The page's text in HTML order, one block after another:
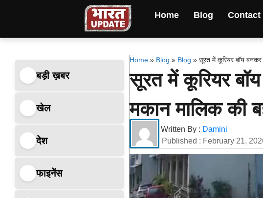
Home Blog Contact
बड़ी ख़बर
खेल
देश
फाइनेंस
Home» Blog » Blog » सूरत में कूरियर बॉय बनकर
सूरत में कूरियर
मकान मालिक की
Written By : Damini
Published : February 21,